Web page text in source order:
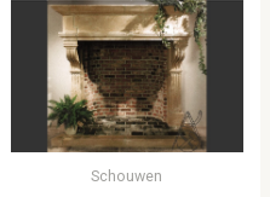
Schouwen